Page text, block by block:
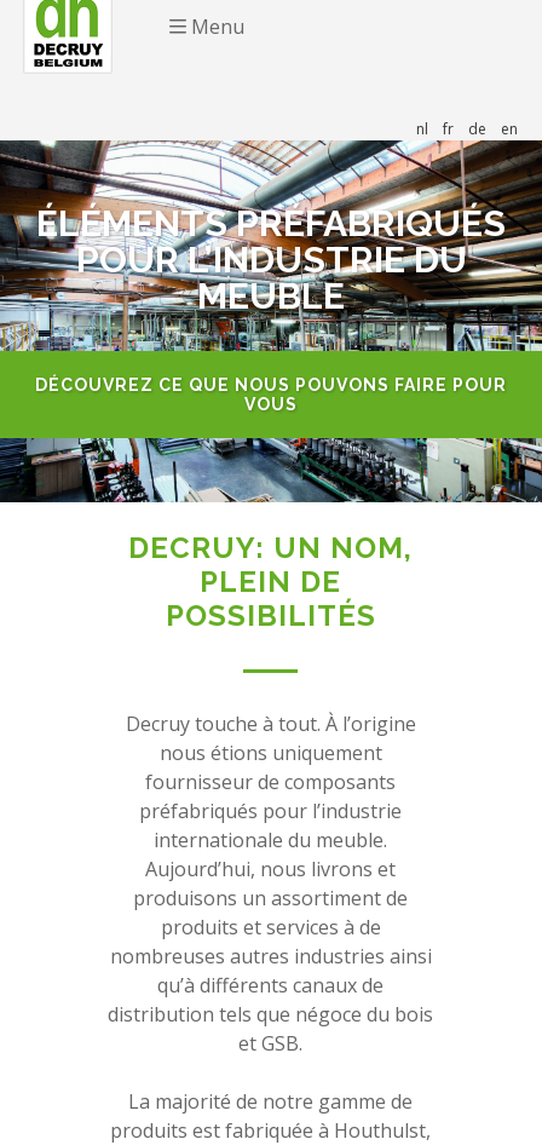
Menu
nl fr de en
ÉLÉMENTS PRÉFABRIQUÉS
POUR L’INDUSTRIE DU
MEUBLE
DÉCOUVREZ CE QUE NOUS POUVONS FAIRE POUR
VOUS
DECRUY: UN NOM,
PLEIN DE
POSSIBILITÉS
Decruy touche à tout. À l’origine
nous étions uniquement
fournisseur de composants
préfabriqués pour l’industrie
internationale du meuble.
Aujourd’hui, nous livrons et
produisons un assortiment de
produits et services à de
nombreuses autres industries ainsi
qu’à différents canaux de
distribution tels que négoce du bois
et GSB.
La majorité de notre gamme de
produits est fabriquée à Houthulst,